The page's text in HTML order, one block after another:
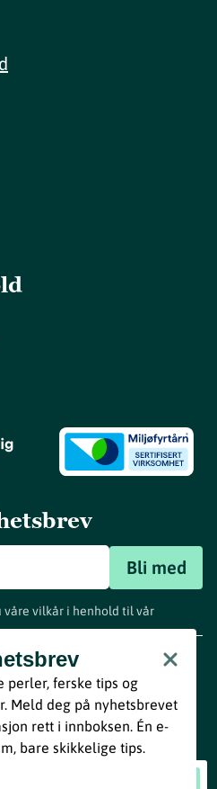
Bli med
våre vilkår i henhold til vår
perler, ferske tips og
Meld deg på nyhetsbrevet
rett i innboksen. Én e-
bare skikkelige tips.